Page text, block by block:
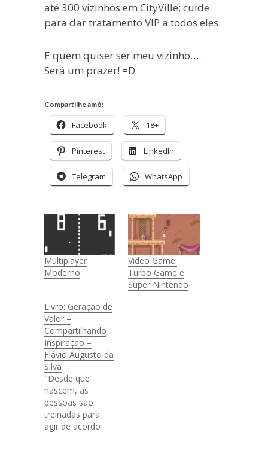
até 300 vizinhos em CityVille; cuide
para dar tratamento VIP a todos eles.
E quem quiser ser meu vizinho….
Será um prazer! =D
Compartilhe amô:
Facebook 18+
Pinterest LinkedIn
Telegram WhatsApp
Multiplayer
Moderno
Video Game:
Turbo Game e
Super Nintendo
Livro: Geração de
Valor –
Compartilhando
Inspiração –
Flávio Augusto da
Silva
"Desde que
nascem, as
pessoas são
treinadas para
agir de acordo